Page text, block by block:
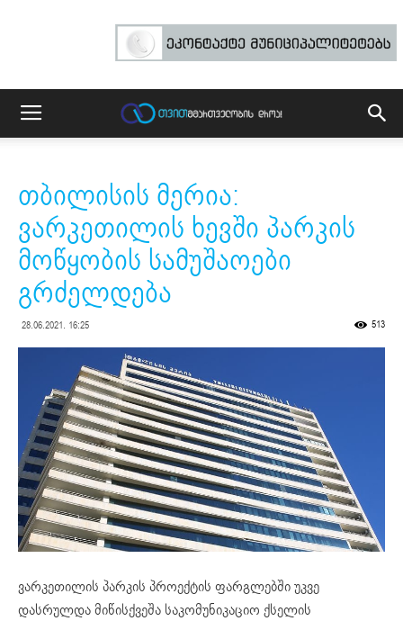
თბილისის მერია:
ვარკეთილის ხევში პარკის
მოწყობის სამუშაოები
გრძელდება
28.06.2021. 16:25 513
ვარკეთილის პარკის პროექტის ფარგლებში უკვე
დასრულდა მიწისქვეშა საკომუნიკაციო ქსელის